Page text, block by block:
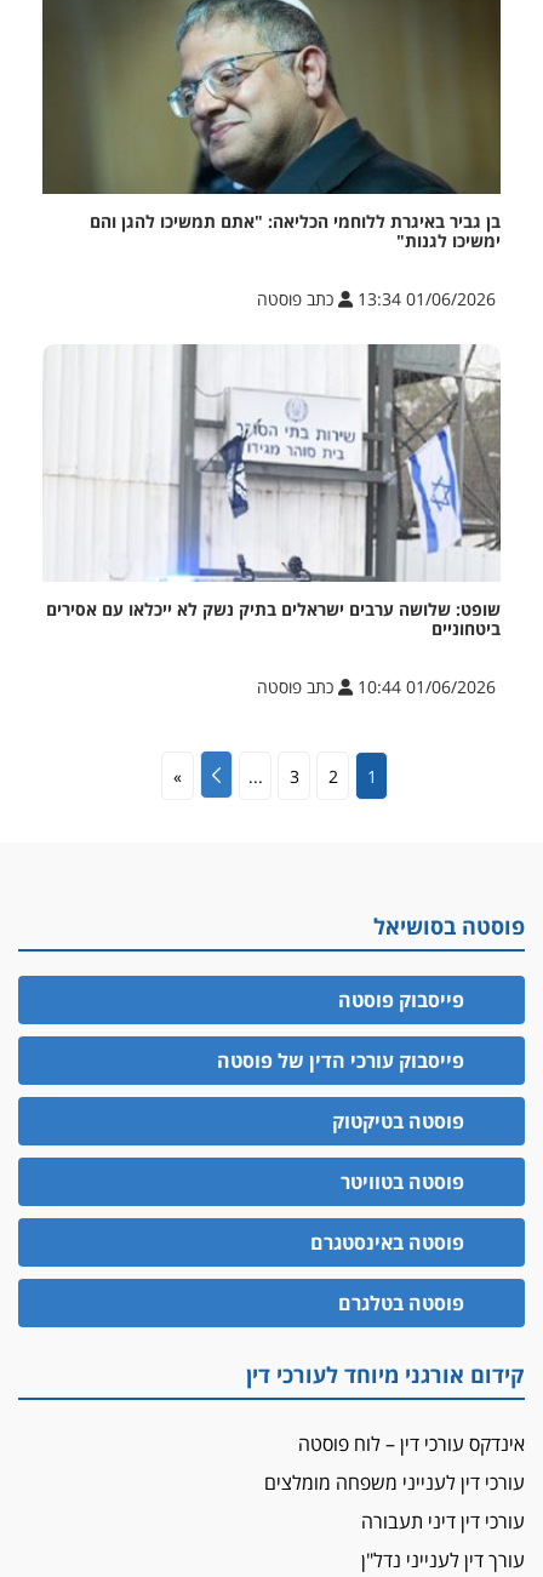
בן גביר באיגרת ללוחמי הכליאה: "אתם תמשיכו להגן והם
ימשיכו לגנות"
01/06/2026 13:34 כתב פוסטה
שופט: שלושה ערבים ישראלים בתיק נשק לא ייכלאו עם אסירים
ביטחוניים
01/06/2026 10:44 כתב פוסטה
1
2
3
...
»
פוסטה בסושיאל
פייסבוק פוסטה
פייסבוק עורכי הדין של פוסטה
פוסטה בטיקטוק
פוסטה בטוויטר
פוסטה באינסטגרם
פוסטה בטלגרם
קידום אורגני מיוחד לעורכי דין
אינדקס עורכי דין – לוח פוסטה
עורכי דין לענייני משפחה מומלצים
עורכי דין דיני תעבורה
עורך דין לענייני נדל"ן